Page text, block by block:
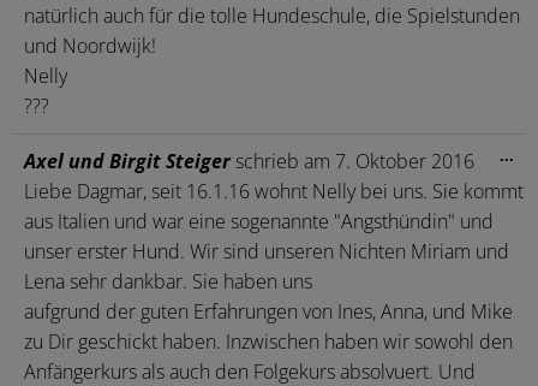
natürlich auch für die tolle Hundeschule, die Spielstunden
und Noordwijk!
Nelly
???
Axel und Birgit Steiger schrieb am 7. Oktober 2016
Liebe Dagmar, seit 16.1.16 wohnt Nelly bei uns. Sie kommt
aus Italien und war eine sogenannte "Angsthündin" und
unser erster Hund. Wir sind unseren Nichten Miriam und
Lena sehr dankbar. Sie haben uns
aufgrund der guten Erfahrungen von Ines, Anna, und Mike
zu Dir geschickt haben. Inzwischen haben wir sowohl den
Anfängerkurs als auch den Folgekurs absolvuert. Und
...